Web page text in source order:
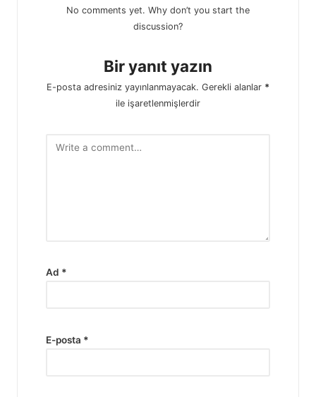
No comments yet. Why don’t you start the
discussion?
Bir yanıt yazın
E-posta adresiniz yayınlanmayacak. Gerekli alanlar *
ile işaretlenmişlerdir
Ad *
E-posta *